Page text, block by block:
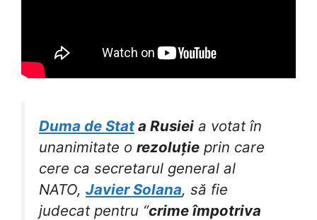
Duma de Stat a Rusiei a votat în
unanimitate o rezoluție prin care
cere ca secretarul general al
NATO, Javier Solana, să fie
judecat pentru “crime împotriva